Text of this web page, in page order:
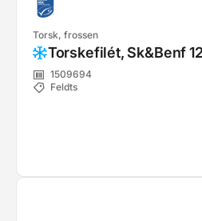
Torsk, frossen
Torskefilét, Sk&Benf
1509694
Feldts